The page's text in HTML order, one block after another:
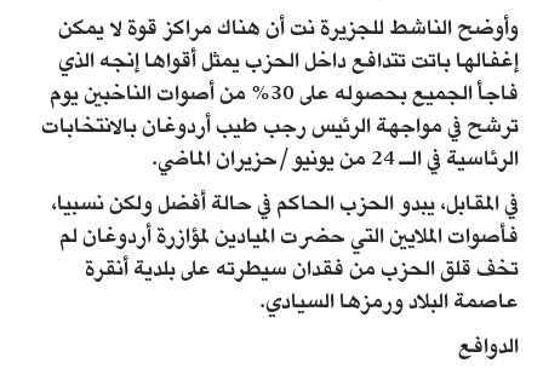
وأوضح الناشط للجزيرة نت أن هناك مراكز قوة لا يمكن
إغفالها باتت تتدافع داخل الحزب يمثل أقواها إنجه الذي
فاجأ الجميع بحصوله على 30% من أصوات الناخبين يوم
ترشح في مواجهة الرئيس رجب طيب أردوغان بالانتخابات
الرئاسية في الـ 24 من يونيو/حزيران الماضي.
في المقابل، يبدو الحزب الحاكم في حالة أفضل ولكن نسبيا،
فأصوات الملايين التي حضرت الميادين لمؤازرة أردوغان لم
تخف قلق الحزب من فقدان سيطرته على بلدية أنقرة
عاصمة البلاد ورمزها السيادي.
الدوافع